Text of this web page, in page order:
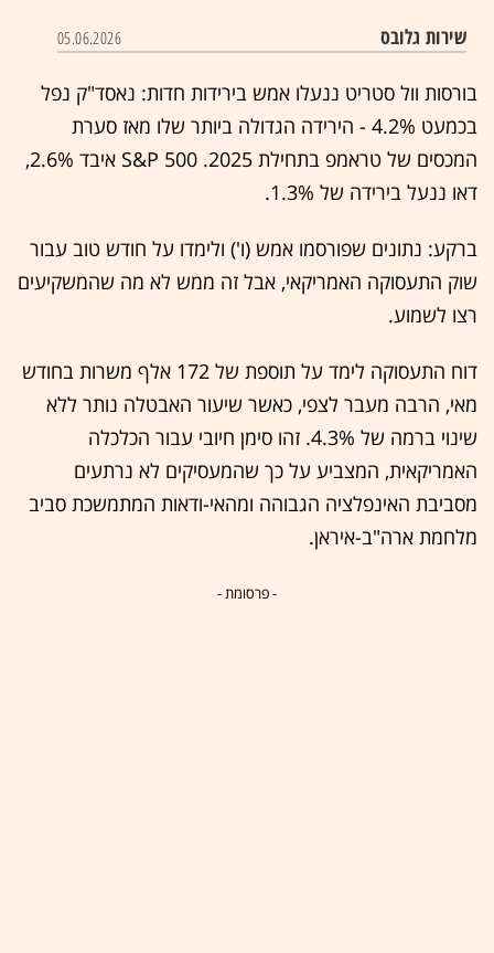
שירות גלובס 05.06.2026
בורסות וול סטריט ננעלו אמש בירידות חדות: נאסד"ק נפל
בכמעט 4.2% - הירידה הגדולה ביותר שלו מאז סערת
המכסים של טראמפ בתחילת 2025. S&P 500 איבד 2.6%,
דאו ננעל בירידה של 1.3%.
ברקע: נתונים שפורסמו אמש (ו') ולימדו על חודש טוב עבור
שוק התעסוקה האמריקאי, אבל זה ממש לא מה שהמשקיעים
רצו לשמוע.
דוח התעסוקה לימד על תוספת של 172 אלף משרות בחודש
מאי, הרבה מעבר לצפי, כאשר שיעור האבטלה נותר ללא
שינוי ברמה של 4.3%. זהו סימן חיובי עבור הכלכלה
האמריקאית, המצביע על כך שהמעסיקים לא נרתעים
מסביבת האינפלציה הגבוהה ומהאי-ודאות המתמשכת סביב
מלחמת ארה"ב-איראן.
- פרסומת -